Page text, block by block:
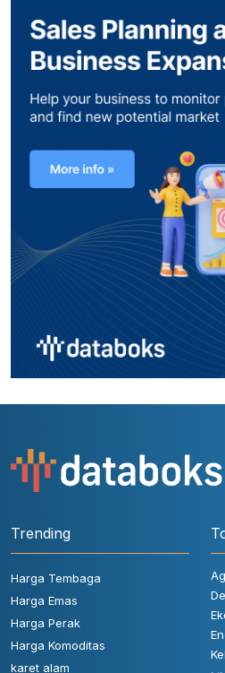
Trending
Harga Tembaga
Harga Emas
Harga Perak
Harga Komoditas
karet alam